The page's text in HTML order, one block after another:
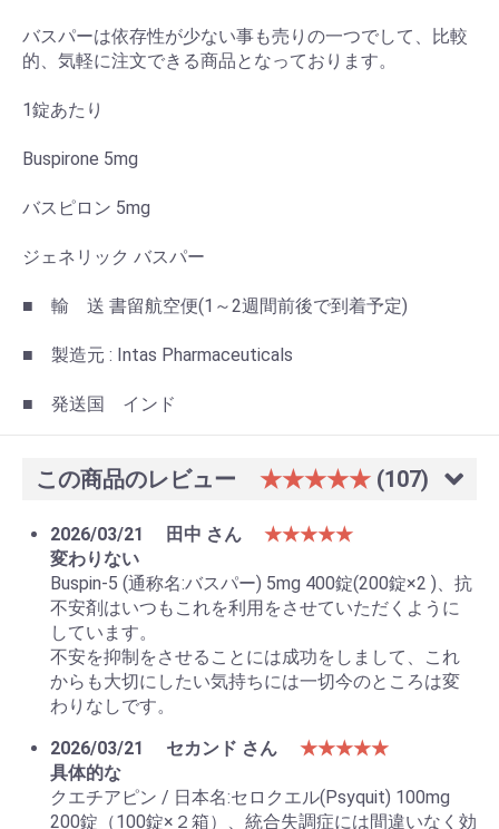
バスパーは依存性が少ない事も売りの一つでして、比較
的、気軽に注文できる商品となっております。
1錠あたり
Buspirone 5mg
バスピロン 5mg
ジェネリック バスパー
■ 輸 送 書留航空便(1～2週間前後で到着予定)
■ 製造元 : Intas Pharmaceuticals
■ 発送国 インド
この商品のレビュー ★★★★★ (107)
2026/03/21 田中 さん
★★★★★
変わりない
Buspin-5 (通称名:バスパー) 5mg 400錠(200錠×2 )、抗
不安剤はいつもこれを利用をさせていただくように
しています。
不安を抑制をさせることには成功をしまして、これ
からも大切にしたい気持ちには一切今のところは変
わりなしです。
2026/03/21
セカンド さん
★★★★★
具体的な
クエチアピン / 日本名:セロクエル(Psyquit) 100mg
200錠（100錠×２箱）、統合失調症には間違いなく効